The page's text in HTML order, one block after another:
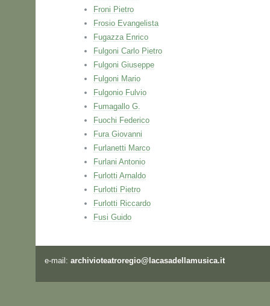
Froni Pietro
Frosio Evangelista
Fugazza Enrico
Fulgoni Carlo Pietro
Fulgoni Giuseppe
Fulgoni Mario
Fulgonio Fulvio
Fumagallo G.
Fuochi Federico
Fura Giovanni
Furlanetti Marco
Furlani Antonio
Furlotti Arnaldo
Furlotti Pietro
Furlotti Riccardo
Fusi Guido
e-mail: archivioteatroregio@lacasadellamusica.it